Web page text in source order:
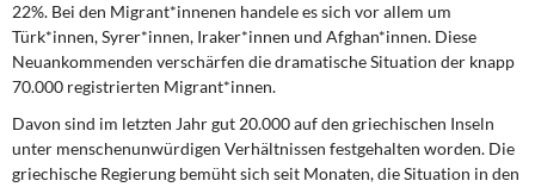
22%. Bei den Migrant*innenen handele es sich vor allem um
Türk*innen, Syrer*innen, Iraker*innen und Afghan*innen. Diese
Neuankommenden verschärfen die dramatische Situation der knapp
70.000 registrierten Migrant*innen.
Davon sind im letzten Jahr gut 20.000 auf den griechischen Inseln
unter menschenunwürdigen Verhältnissen festgehalten worden. Die
griechische Regierung bemüht sich seit Monaten, die Situation in den